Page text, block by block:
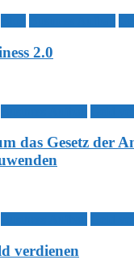
2.0
das Gesetz der
verdienen